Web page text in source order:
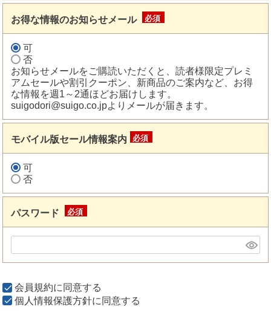
お得な情報のお知らせメール
可
否
お知らせメールをご購読いただくと、読者様限定プレミ
アムセールや割引クーポン、新商品のご案内など、お得
な情報を週1～2通ほどお届けします。
suigodori@suigo.co.jpよりメールが届きます。
モバイル版セール情報案内
可
否
パスワード
須)
会員規約に同意する
個人情報保護方針に同意する